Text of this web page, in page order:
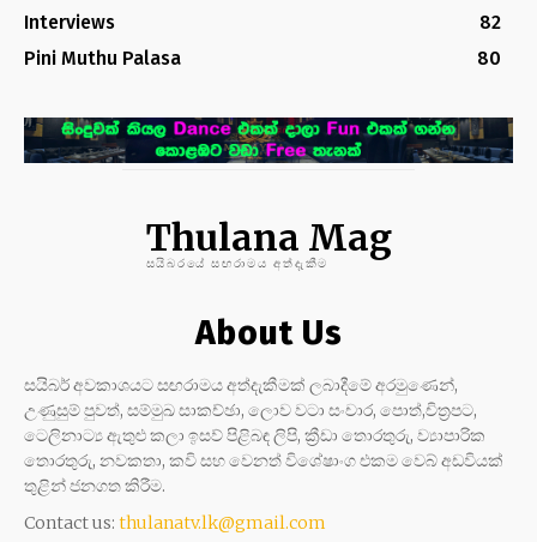
Interviews
82
Pini Muthu Palasa
80
Thulana Mag
සයිබරයේ සඟරාමය අත්දැකීම
About Us
සයිබර් අවකාශයට සඟරාමය අත්දැකීමක් ලබාදීමේ අරමුණෙන්,
උණුසුම් පුවත්, සම්මුඛ සාකච්ඡා, ලොව වටා සංචාර, පොත්,චිත්‍රපට,
ටෙලිනාට්‍ය ඇතුළු කලා ඉසව් පිළිබඳ ලිපි, ක්‍රීඩා තොරතුරු, ව්‍යාපාරික
තොරතුරු, නවකතා, කවි සහ වෙනත් විශේෂාංග එකම වෙබ් අඩවියක්
තුළින් ජනගත කිරීම.
Contact us: thulanatv.lk@gmail.com